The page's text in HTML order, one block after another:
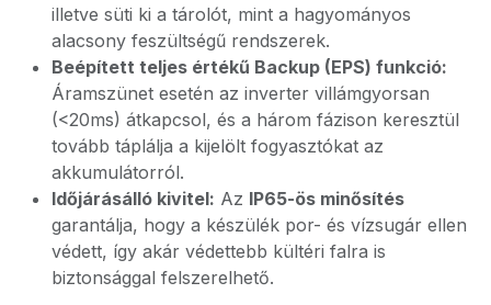
illetve süti ki a tárolót, mint a hagyományos
alacsony feszültségű rendszerek.
Beépített teljes értékű Backup (EPS) funkció:
Áramszünet esetén az inverter villámgyorsan
(<20ms) átkapcsol, és a három fázison keresztül
tovább táplálja a kijelölt fogyasztókat az
akkumulátorról.
Időjárásálló kivitel: Az IP65-ös minősítés
garantálja, hogy a készülék por- és vízsugár ellen
védett, így akár védettebb kültéri falra is
biztonsággal felszerelhető.